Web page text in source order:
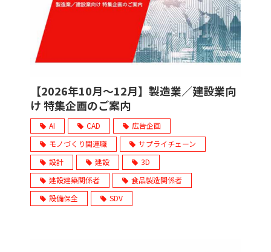
【2026年10月～12月】製造業／建設業向
け 特集企画のご案内
AI CAD
広告企画
モノづくり関連職
サプライチェーン
設計
建設
3D
建設建築関係者
食品製造関係者
設備保全
SDV